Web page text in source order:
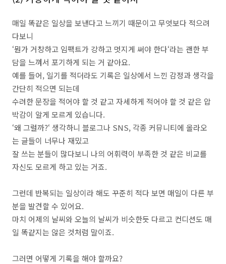
매일 똑같은 일상을 보낸다고 느끼기 때문이고 무엇보다 적으려
다보니
‘뭔가 거창하고 임팩트가 강하고 멋지게 써야 한다‘라는 괜한 부
담을 느껴서 포기하게 되는 거 같아요.
예를 들어, 일기를 적더라도 기록은 일상에서 느낀 감정과 생각을
간단히 적으면 되는데
수려한 문장을 적어야 할 것 같고 자세하게 적어야 할 것 같은 압
박감이 알게 모르게 있습니다.
‘왜 그럴까?‘ 생각하니 블로그나 SNS, 각종 커뮤니티에 올라오
는 글들이 너무나 재밌고
잘 쓰는 분들이 많다보니 나의 어휘력이 부족한 것 같은 비교를
자신도 모르게 하고 있는 거죠.
그런데 반복되는 일상이라 해도 꾸준히 적다 보면 매일이 다른 부
분을 발견할 수 있어요.
마치 어제의 날씨와 오늘의 날씨가 비슷한듯 다르고 컨디션도 매
일 똑같지는 않은 것처럼 말이죠.
그러면 어떻게 기록을 해야 할까요?